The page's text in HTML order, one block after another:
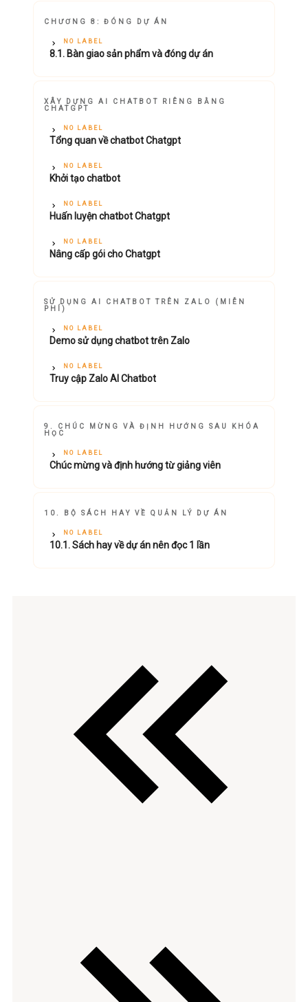
CHƯƠNG 8: ĐÓNG DỰ ÁN
NO LABEL
8.1. Bàn giao sản phẩm và đóng dự án
XÂY DỰNG AI CHATBOT RIÊNG BẰNG
CHATGPT
NO LABEL
Tổng quan về chatbot Chatgpt
NO LABEL
Khởi tạo chatbot
NO LABEL
Huấn luyện chatbot Chatgpt
NO LABEL
Nâng cấp gói cho Chatgpt
SỬ DỤNG AI CHATBOT TRÊN ZALO (MIỄN
PHÍ)
NO LABEL
Demo sử dụng chatbot trên Zalo
NO LABEL
Truy cập Zalo AI Chatbot
9. CHÚC MỪNG VÀ ĐỊNH HƯỚNG SAU KHÓA
HỌC
NO LABEL
Chúc mừng và định hướng từ giảng viên
10. BỘ SÁCH HAY VỀ QUẢN LÝ DỰ ÁN
NO LABEL
10.1. Sách hay về dự án nên đọc 1 lần